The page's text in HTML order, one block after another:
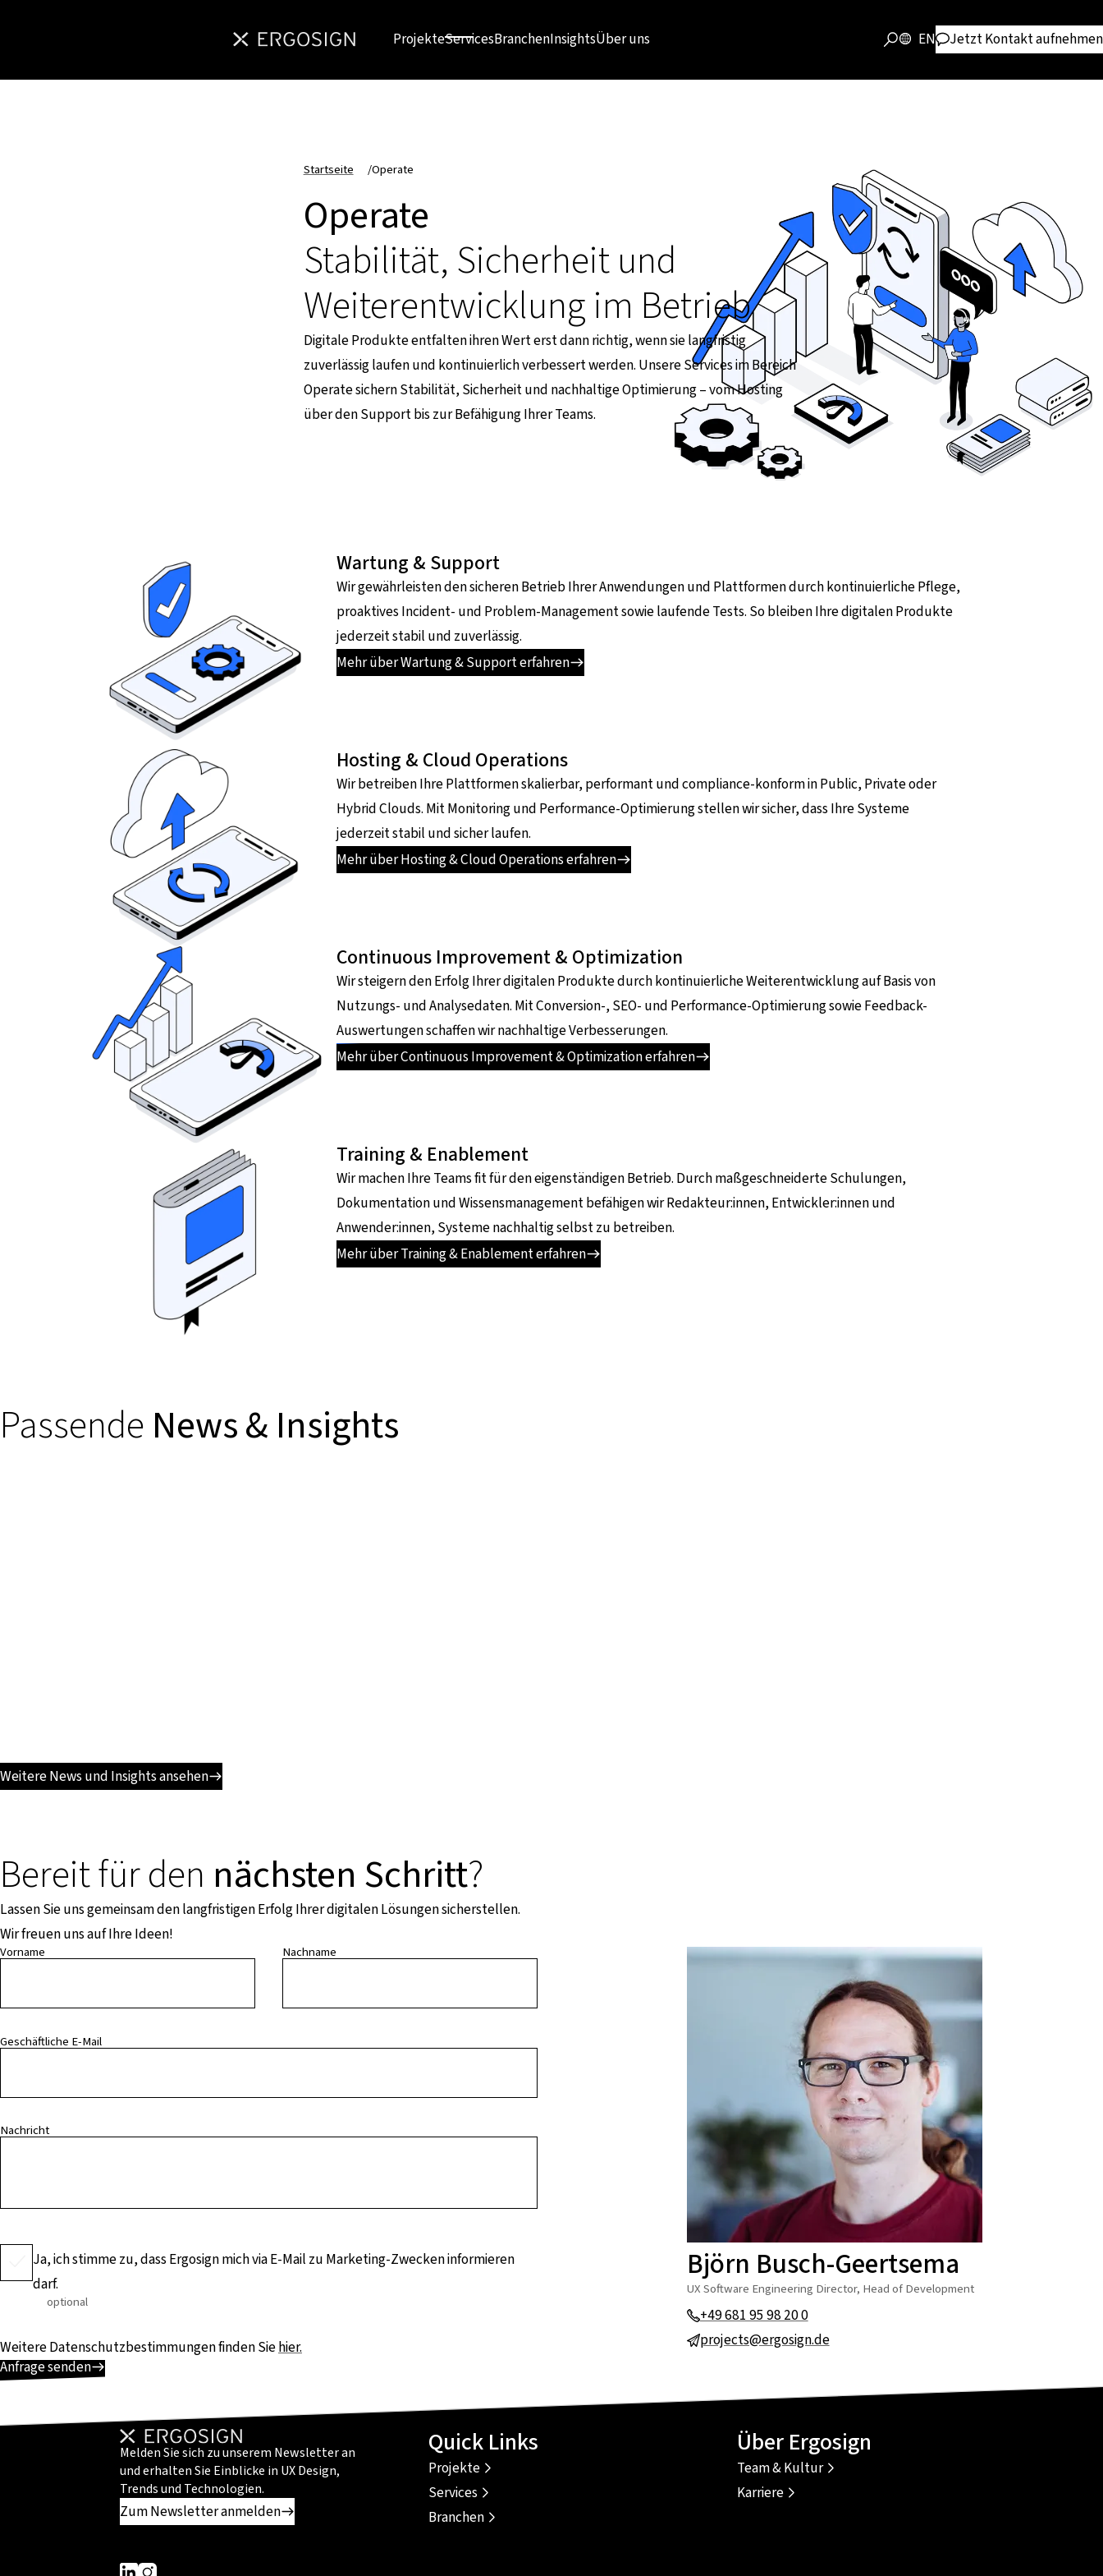
ProjekteServicesBranchenInsightsÜber uns EN Jetzt Kontakt aufnehmen
Startseite /Operate
Operate
Stabilität, Sicherheit und
Weiterentwicklung im Betrieb
Digitale Produkte entfalten ihren Wert erst dann richtig, wenn sie langfristig
zuverlässig laufen und kontinuierlich verbessert werden. Unsere Services im Bereich
Operate sichern Stabilität, Sicherheit und nachhaltige Optimierung – vom Hosting
über den Support bis zur Befähigung Ihrer Teams.
Wartung & Support
Wir gewährleisten den sicheren Betrieb Ihrer Anwendungen und Plattformen durch kontinuierliche Pflege,
proaktives Incident- und Problem-Management sowie laufende Tests. So bleiben Ihre digitalen Produkte
jederzeit stabil und zuverlässig.
Mehr über Wartung & Support erfahren
Hosting & Cloud Operations
Wir betreiben Ihre Plattformen skalierbar, performant und compliance-konform in Public, Private oder
Hybrid Clouds. Mit Monitoring und Performance-Optimierung stellen wir sicher, dass Ihre Systeme
jederzeit stabil und sicher laufen.
Mehr über Hosting & Cloud Operations erfahren
Continuous Improvement & Optimization
Wir steigern den Erfolg Ihrer digitalen Produkte durch kontinuierliche Weiterentwicklung auf Basis von
Nutzungs- und Analysedaten. Mit Conversion-, SEO- und Performance-Optimierung sowie Feedback-
Auswertungen schaffen wir nachhaltige Verbesserungen.
Mehr über Continuous Improvement & Optimization erfahren
Training & Enablement
Wir machen Ihre Teams fit für den eigenständigen Betrieb. Durch maßgeschneiderte Schulungen,
Dokumentation und Wissensmanagement befähigen wir Redakteur:innen, Entwickler:innen und
Anwender:innen, Systeme nachhaltig selbst zu betreiben.
Mehr über Training & Enablement erfahren
Passende News & Insights
Weitere News und Insights ansehen
Bereit für den nächsten Schritt?
Lassen Sie uns gemeinsam den langfristigen Erfolg Ihrer digitalen Lösungen sicherstellen.
Wir freuen uns auf Ihre Ideen!
Vorname Nachname
Geschäftliche E-Mail
Nachricht
Ja, ich stimme zu, dass Ergosign mich via E-Mail zu Marketing-Zwecken informieren
darf.
optional
Weitere Datenschutzbestimmungen finden Siehier.
Anfrage senden
Björn Busch-Geertsema
UX Software Engineering Director, Head of Development
+49 681 95 98 20 0
projects@ergosign.de
Melden Sie sich zu unserem Newsletter an
und erhalten Sie Einblicke in UX Design,
Trends und Technologien.
Zum Newsletter anmelden
Quick Links
Projekte
Services
Branchen
Über Ergosign
Team & Kultur
Karriere